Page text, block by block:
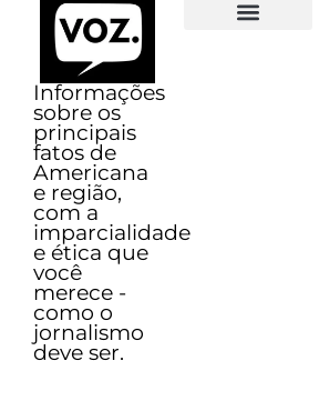
Informações
sobre os
principais
fatos de
Americana
e região,
com a
imparcialidade
e ética que
você
merece -
como o
jornalismo
deve ser.